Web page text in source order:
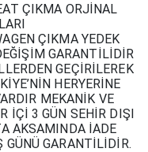
ÇIKMA ORJİNAL
ÇIKMA YEDEK
GARANTİLİDİR
GEÇİRİLEREK
HERYERİNE
MEKANİK VE
İÇİ 3 GÜN SEHİR DIŞI
AKSAMINDA İADE
GÜNÜ GARANTİLİDİR.